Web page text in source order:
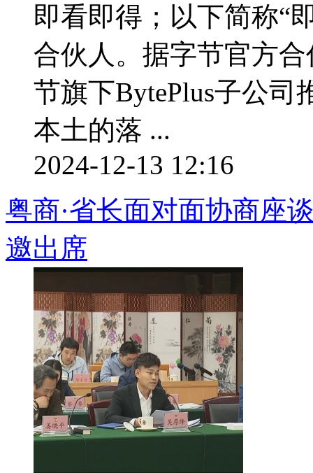
即看即得；以下简称“
合伙人。据字节官方
节旗下BytePlus子公司
本土的落 ...
2024-12-13 12:16
粤商·省长面对面协商座
邀出席